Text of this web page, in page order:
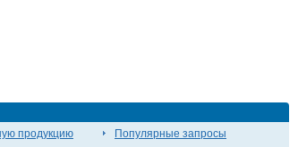
продукцию
Популярные запросы